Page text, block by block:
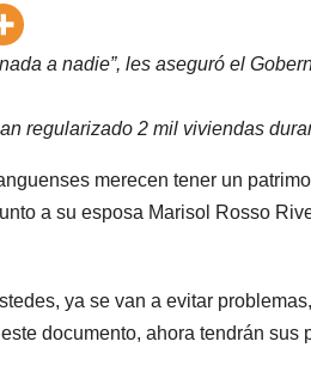
a nadie”, les aseguró el
regularizado 2 mil viviendas
merecen tener un
a su esposa Marisol Rosso
ya se van a evitar
documento, ahora tendrán sus